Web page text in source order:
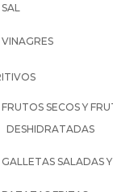
SAL
VINAGRES
FRUTOS SECOS Y
DESHIDRATADAS
GALLETAS SALADAS